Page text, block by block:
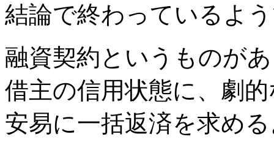
結論で終わっているよ
融資契約というものが
借主の信用状態に、劇
安易に一括返済を求め